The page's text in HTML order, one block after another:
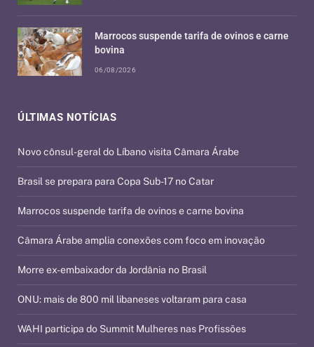
ÚLTIMAS NOTÍCIAS
Novo cônsul-geral do Líbano visita Câmara Árabe
Brasil se prepara para Copa Sub-17 no Catar
Marrocos suspende tarifa de ovinos e carne bovina
Câmara Árabe amplia conexões com foco em inovação
Morre ex-embaixador da Jordânia no Brasil
ONU: mais de 800 mil libaneses voltaram para casa
WAHI participa do Summit Mulheres nas Profissões
Marrocos suspende tarifa de ovinos e carne
bovina
06/08/2026